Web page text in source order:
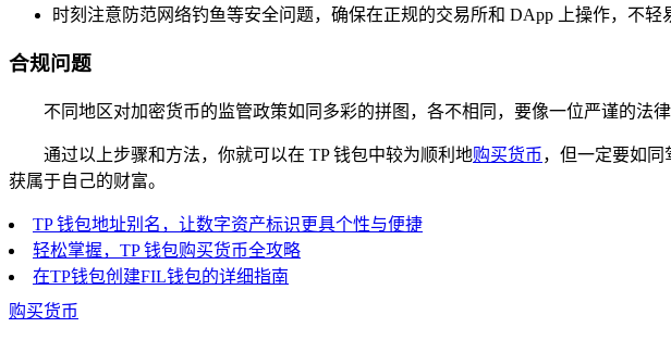
时刻注意防范网络钓鱼等安全问题，确保在正规的交易所和 DApp 上操作，不
合规问题
不同地区对加密货币的监管政策如同多彩的拼图，各不相同，要像一位严谨的法
通过以上步骤和方法，你就可以在 TP 钱包中较为顺利地购买货币 ，但一定要如
获属于自己的财富。
TP 钱包地址别名，让数字资产标识更具个性与便捷
轻松掌握，TP 钱包购买货币全攻略
在TP钱包创建FIL钱包的详细指南
购买货币